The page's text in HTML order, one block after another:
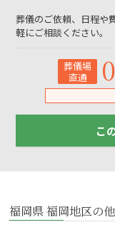
葬儀のご依頼、日程や
軽にご相談ください。
葬儀場
直通
こ
福岡県 福岡地区の